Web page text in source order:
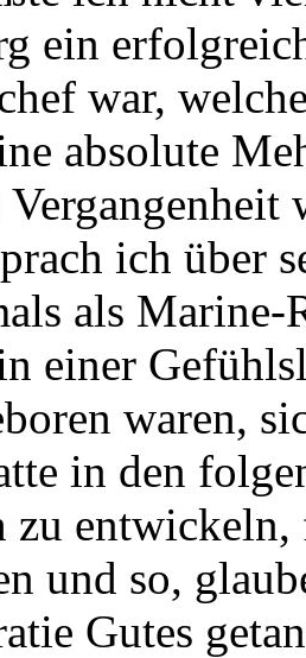
ein
war,
absolute
ich über
als
einer
waren,
in den
zu
und so,
Gutes